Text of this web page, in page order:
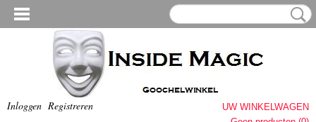
Inloggen Registreren
UW WINKELWAGEN